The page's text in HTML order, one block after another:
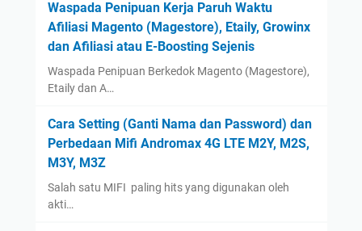
March(1)
February(1)
January (1)
August(1)
January(13)
December
Waspada Penipuan Kerja Paruh Waktu
Afiliasi Magento (Magestore), Etaily, Growinx
dan Afiliasi atau E-Boosting Sejenis
Waspada Penipuan Berkedok Magento (Magestore),
Etaily dan A…
Cara Setting (Ganti Nama dan Password) dan
Perbedaan Mifi Andromax 4G LTE M2Y, M2S,
M3Y, M3Z
Salah satu MIFI paling hits yang digunakan oleh
akti…